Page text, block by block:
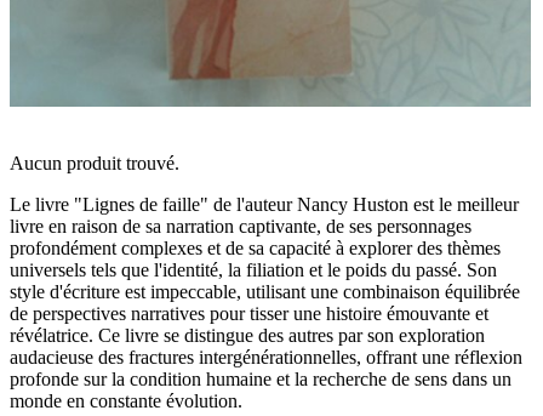
Aucun produit trouvé.
Le livre "Lignes de faille" de l'auteur Nancy Huston est le meilleur
livre en raison de sa narration captivante, de ses personnages
profondément complexes et de sa capacité à explorer des thèmes
universels tels que l'identité, la filiation et le poids du passé. Son
style d'écriture est impeccable, utilisant une combinaison équilibrée
de perspectives narratives pour tisser une histoire émouvante et
révélatrice. Ce livre se distingue des autres par son exploration
audacieuse des fractures intergénérationnelles, offrant une réflexion
profonde sur la condition humaine et la recherche de sens dans un
monde en constante évolution.